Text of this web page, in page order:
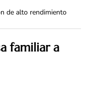
de alto rendimiento
familiar a